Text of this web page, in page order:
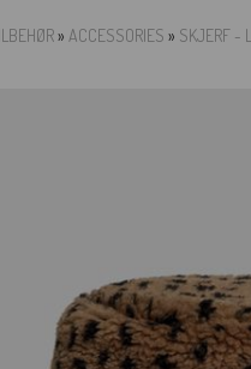
» ACCESSORIES » SKJERF -